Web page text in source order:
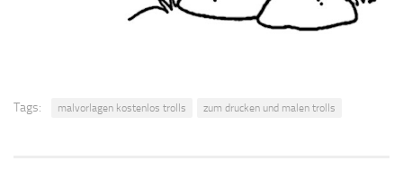
Tags: malvorlagen kostenlos trolls zum drucken und malen trolls